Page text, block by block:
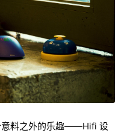
意料之外的乐趣——Hifi 设